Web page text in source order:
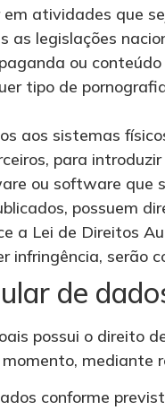
atividades que
as legislações
ou
tipo de
aos sistemas
para
ou software que
possuem
a Lei de Direitos
infringência, serão
de
possui o direito
mediante
conforme